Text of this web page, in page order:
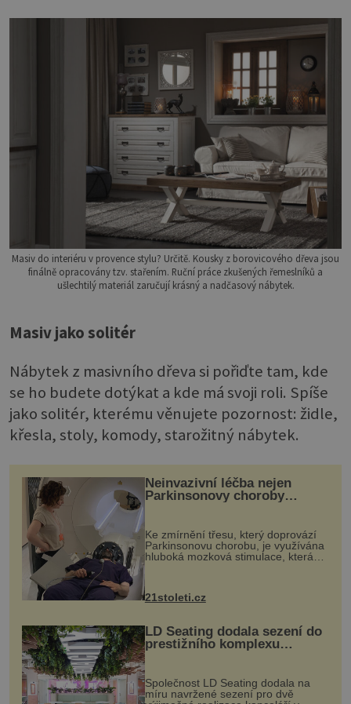
Masiv do interiéru v provence stylu? Určitě. Kousky z borovicového dřeva jsou
finálně opracovány tzv. stařením. Ruční práce zkušených řemeslníků a
ušlechtilý materiál zaručují krásný a nadčasový nábytek.
Masiv jako solitér
Nábytek z masivního dřeva si pořiďte tam, kde
se ho budete dotýkat a kde má svoji roli. Spíše
jako solitér, kterému věnujete pozornost: židle,
křesla, stoly, komody, starožitný nábytek.
Neinvazivní léčba nejen
Parkinsonovy choroby
Ke zmírnění třesu, který doprovází
Parkinsonovu chorobu, je využívána
hluboká mozková stimulace, která
však vyžaduje vysoce invazivní
k dostatečně přesnému zacílení ...
21stoleti.cz
LD Seating dodala sezení do
prestižního komplexu
MediaCityUK v Salfordu
Společnost LD Seating dodala na
míru navržené sezení pro dvě